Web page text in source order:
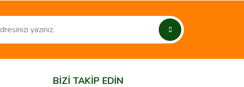
BİZİ TAKİP EDİN